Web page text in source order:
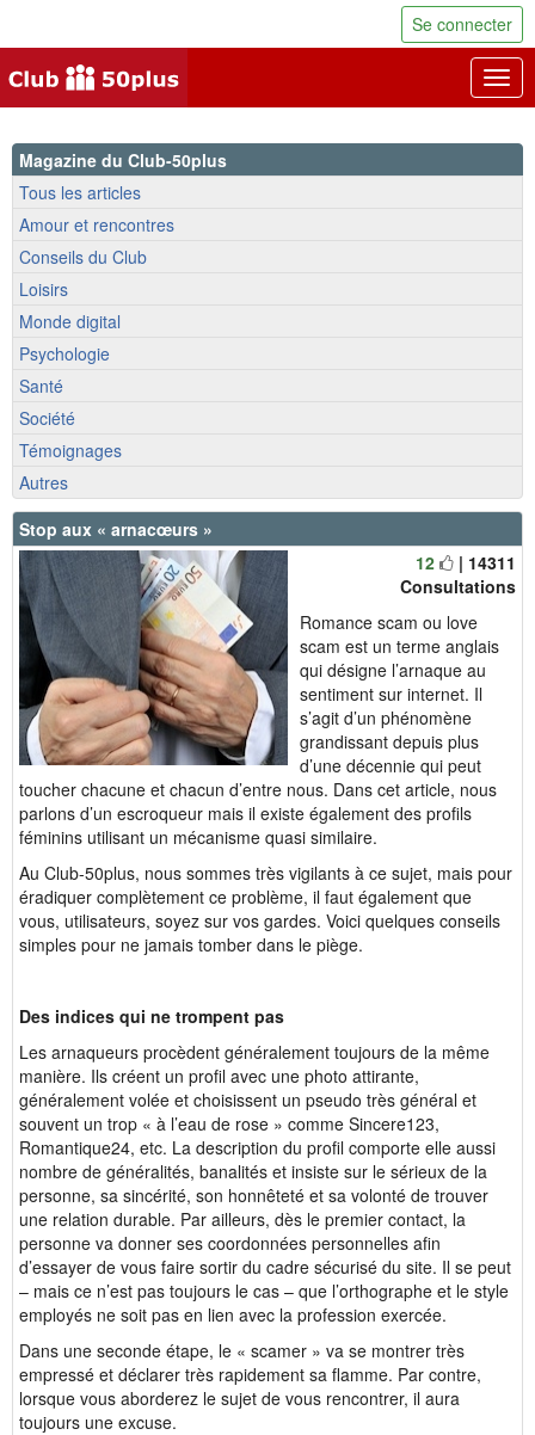
Se connecter
Magazine du Club-50plus
Tous les articles
Amour et rencontres
Conseils du Club
Loisirs
Monde digital
Psychologie
Santé
Société
Témoignages
Autres
Stop aux « arnacœurs »
12
| 14311
Consultations
Romance scam ou love
scam est un terme anglais
qui désigne l’arnaque au
sentiment sur internet. Il
s’agit d’un phénomène
grandissant depuis plus
d’une décennie qui peut
toucher chacune et chacun d’entre nous. Dans cet article, nous
parlons d’un escroqueur mais il existe également des profils
féminins utilisant un mécanisme quasi similaire.
Au Club-50plus, nous sommes très vigilants à ce sujet, mais pour
éradiquer complètement ce problème, il faut également que
vous, utilisateurs, soyez sur vos gardes. Voici quelques conseils
simples pour ne jamais tomber dans le piège.
Des indices qui ne trompent pas
Les arnaqueurs procèdent généralement toujours de la même
manière. Ils créent un profil avec une photo attirante,
généralement volée et choisissent un pseudo très général et
souvent un trop « à l’eau de rose » comme Sincere123,
Romantique24, etc. La description du profil comporte elle aussi
nombre de généralités, banalités et insiste sur le sérieux de la
personne, sa sincérité, son honnêteté et sa volonté de trouver
une relation durable. Par ailleurs, dès le premier contact, la
personne va donner ses coordonnées personnelles afin
d’essayer de vous faire sortir du cadre sécurisé du site. Il se peut
– mais ce n’est pas toujours le cas – que l’orthographe et le style
employés ne soit pas en lien avec la profession exercée.
Dans une seconde étape, le « scamer » va se montrer très
empressé et déclarer très rapidement sa flamme. Par contre,
lorsque vous aborderez le sujet de vous rencontrer, il aura
toujours une excuse.